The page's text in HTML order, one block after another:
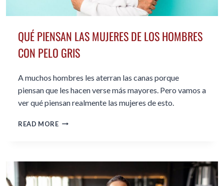
QUÉ PIENSAN LAS MUJERES DE LOS HOMBRES
CON PELO GRIS
A muchos hombres les aterran las canas porque
piensan que les hacen verse más mayores. Pero vamos a
ver qué piensan realmente las mujeres de esto.
READ MOREQUÉ
DE
HOMBRES